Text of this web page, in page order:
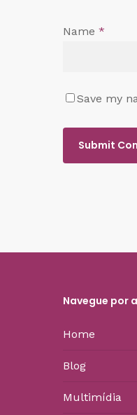
Name *
Save my
Navegue por
Home
Blog
Multimídia